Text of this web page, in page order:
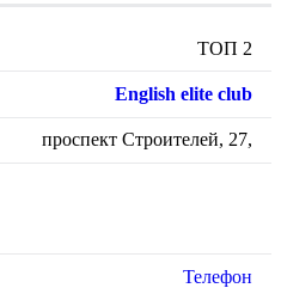
ТОП 2
English elite club
проспект Строителей, 27,
Телефон